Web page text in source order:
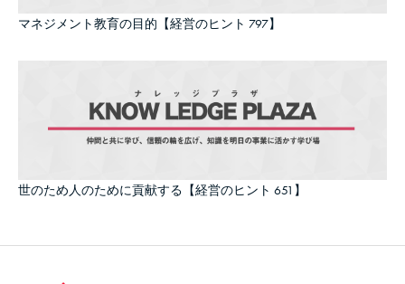
マネジメント教育の目的【経営のヒント 797】
世のため人のために貢献する【経営のヒント 651】